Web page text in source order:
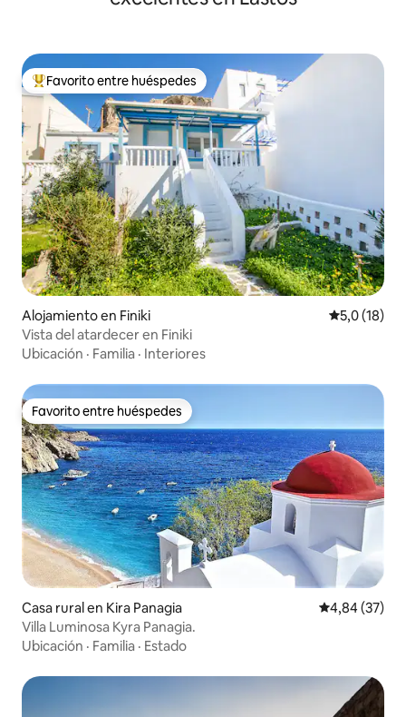
Favorito entre los huéspedes más destacados
Favorito entre huéspedes
Alojamiento en Finiki Calificación
5,0 (18)
Vista del atardecer en Finiki
Ubicación · Familia · Interiores
Favorito entre huéspedes
Favorito entre huéspedes
Casa rural en Kira Panagia Calificación
4,84 (37)
Villa Luminosa Kyra Panagia.
Ubicación · Familia · Estado